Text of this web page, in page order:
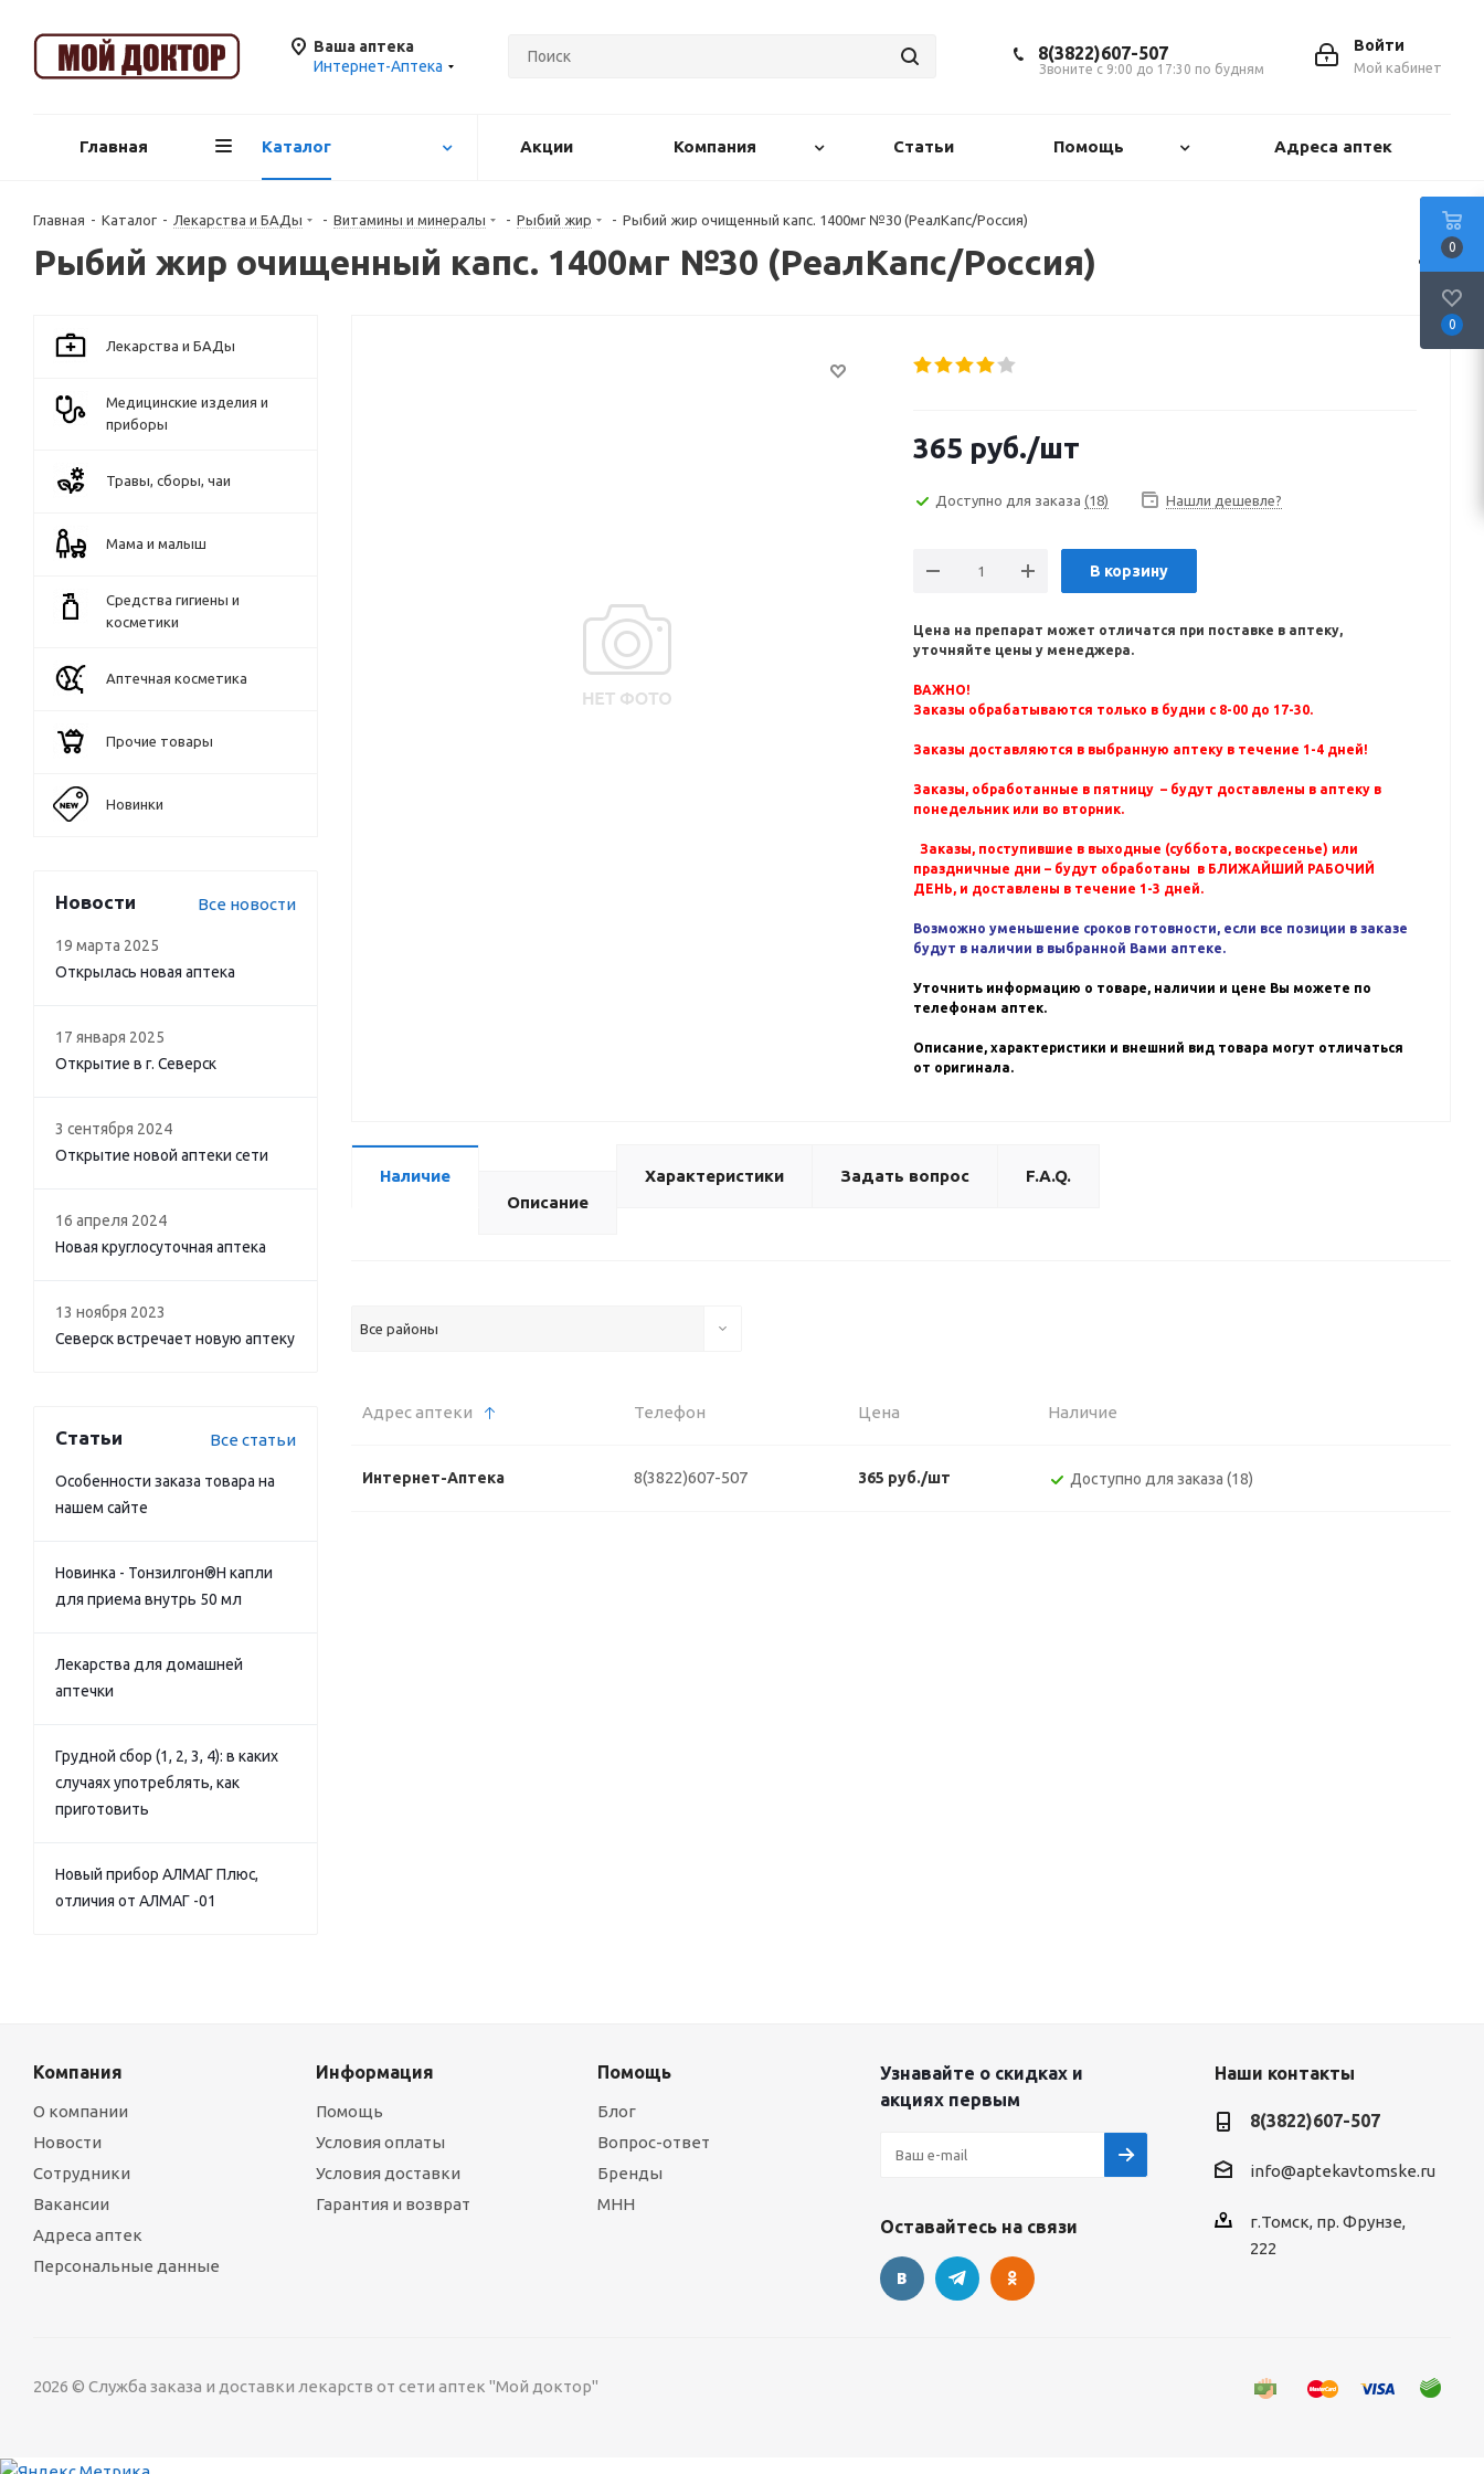
Ваша аптека
Интернет-Аптека
Войти
Мой кабинет
8(3822)607-507
Звоните с 9:00 до 17:30 по будням
Главная Каталог Акции Компания Статьи Помощь Адреса аптек
Главная - Каталог - Лекарства и БАДы - Витамины и минералы - Рыбий жир - Рыбий жир очищенный капс. 1400мг №30 (РеалКапс/Россия)
Рыбий жир очищенный капс. 1400мг №30 (РеалКапс/Россия)
365 руб./шт
Доступно для заказа (18) Нашли дешевле?
В корзину
Цена на препарат может отличатся при поставке в аптеку,
уточняйте цены у менеджера.
ВАЖНО!
Заказы обрабатываются только в будни с 8-00 до 17-30.
Заказы доставляются в выбранную аптеку в течение 1-4 дней!
Заказы, обработанные в пятницу – будут доставлены в аптеку в
понедельник или во вторник.
Заказы, поступившие в выходные (суббота, воскресенье) или
праздничные дни – будут обработаны в БЛИЖАЙШИЙ РАБОЧИЙ
ДЕНЬ, и доставлены в течение 1-3 дней.
Возможно уменьшение сроков готовности, если все позиции в заказе
будут в наличии в выбранной Вами аптеке.
Уточнить информацию о товаре, наличии и цене Вы можете по
телефонам аптек.
Описание, характеристики и внешний вид товара могут отличаться
от оригинала.
Наличие
Описание
Характеристики Задать вопрос F.A.Q.
Все районы
Адрес аптеки Телефон Цена Наличие
Интернет-Аптека 8(3822)607-507 365 руб./шт Доступно для заказа (18)
Лекарства и БАДы
Медицинские изделия и
приборы
Травы, сборы, чаи
Мама и малыш
Средства гигиены и
косметики
Аптечная косметика
Прочие товары
Новинки
Новости Все новости
19 марта 2025
Открылась новая аптека
17 января 2025
Открытие в г. Северск
3 сентября 2024
Открытие новой аптеки сети
16 апреля 2024
Новая круглосуточная аптека
13 ноября 2023
Северск встречает новую аптеку
Статьи Все статьи
Особенности заказа товара на
нашем сайте
Новинка - Тонзилгон®Н капли
для приема внутрь 50 мл
Лекарства для домашней
аптечки
Грудной сбор (1, 2, 3, 4): в каких
случаях употреблять, как
приготовить
Новый прибор АЛМАГ Плюс,
отличия от АЛМАГ -01
Компания
О компании
Новости
Сотрудники
Вакансии
Адреса аптек
Персональные данные
Информация
Помощь
Условия оплаты
Условия доставки
Гарантия и возврат
Помощь
Блог
Вопрос-ответ
Бренды
МНН
Узнавайте о скидках и
акциях первым
Оставайтесь на связи
Наши контакты
8(3822)607-507
info@aptekavtomske.ru
г.Томск, пр. Фрунзе,
222
2026 © Служба заказа и доставки лекарств от сети аптек "Мой доктор"
0
0